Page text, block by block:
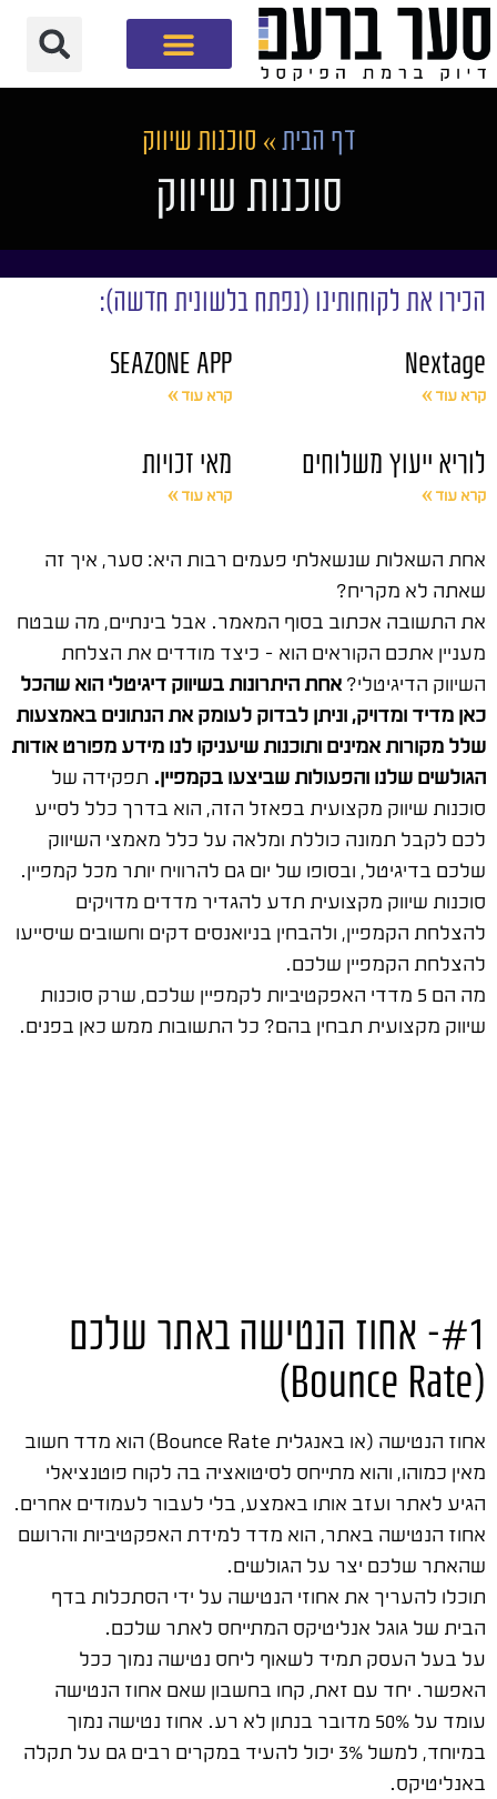
דף הבית » סוכנות שיווק
סוכנות שיווק
הכירו את לקוחותינו (נפתח בלשונית חדשה):
Nextage
קרא עוד »
SEAZONE APP
קרא עוד »
לוריא ייעוץ משלוחים
קרא עוד »
מאי זכויות
קרא עוד »
אחת השאלות שנשאלתי פעמים רבות היא: סער, איך זה
שאתה לא מקריח?
את התשובה אכתוב בסוף המאמר. אבל בינתיים, מה שבטח
מעניין אתכם הקוראים הוא – כיצד מודדים את הצלחת
השיווק הדיגיטלי?אחת היתרונות בשיווק דיגיטלי הוא שהכל
כאן מדיד ומדויק, וניתן לבדוק לעומק את הנתונים באמצעות
שלל מקורות אמינים ותוכנות שיעניקו לנו מידע מפורט אודות
הגולשים שלנו והפעולות שביצעו בקמפיין. תפקידה של
סוכנות שיווק מקצועית בפאזל הזה, הוא בדרך כלל לסייע
לכם לקבל תמונה כוללת ומלאה על כלל מאמצי השיווק
שלכם בדיגיטל, ובסופו של יום גם להרוויח יותר מכל קמפיין.
סוכנות שיווק מקצועית תדע להגדיר מדדים מדויקים
להצלחת הקמפיין, ולהבחין בניואנסים דקים וחשובים שיסייעו
להצלחת הקמפיין שלכם.
מה הם 5 מדדי האפקטיביות לקמפיין שלכם, שרק סוכנות
שיווק מקצועית תבחין בהם? כל התשובות ממש כאן בפנים.
#1- אחוז הנטישה באתר שלכם
(Bounce Rate)
אחוז הנטישה (או באנגלית Bounce Rate) הוא מדד חשוב
מאין כמוהו, והוא מתייחס לסיטואציה בה לקוח פוטנציאלי
הגיע לאתר ועזב אותו באמצע, בלי לעבור לעמודים אחרים.
אחוז הנטישה באתר, הוא מדד למידת האפקטיביות והרושם
שהאתר שלכם יצר על הגולשים.
תוכלו להעריך את אחוזי הנטישה על ידי הסתכלות בדף
הבית של גוגל אנליטיקס המתייחס לאתר שלכם.
על בעל העסק תמיד לשאוף ליחס נטישה נמוך ככל
האפשר. יחד עם זאת, קחו בחשבון שאם אחוז הנטישה
עומד על 50% מדובר בנתון לא רע. אחוז נטישה נמוך
במיוחד, למשל 3% יכול להעיד במקרים רבים גם על תקלה
באנליטיקס.